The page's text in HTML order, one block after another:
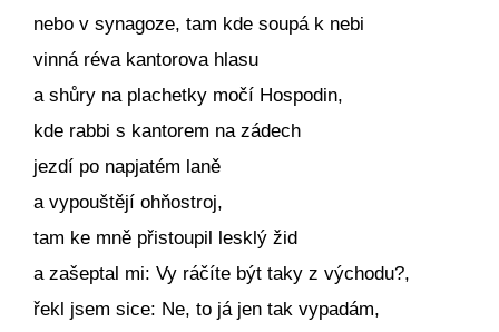
nebo v synagoze, tam kde soupá k nebi
vinná réva kantorova hlasu
a shůry na plachetky močí Hospodin,
kde rabbi s kantorem na zádech
jezdí po napjatém laně
a vypouštějí ohňostroj,
tam ke mně přistoupil lesklý žid
a zašeptal mi: Vy ráčíte být taky z východu?,
řekl jsem sice: Ne, to já jen tak vypadám,